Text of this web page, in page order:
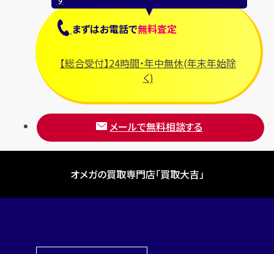
まずはお電話で無料査定
【総合受付】24時間・年中無休(年末年始除
く)
メールで無料相談する
オメガの買取専門店「買取大吉」